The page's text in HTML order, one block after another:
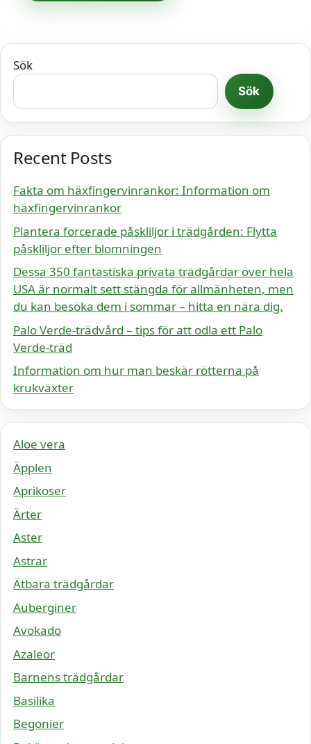
Sök
Sök
Recent Posts
Fakta om häxfingervinrankor: Information om
häxfingervinrankor
Plantera forcerade påskliljor i trädgården: Flytta
påskliljor efter blomningen
Dessa 350 fantastiska privata trädgårdar över hela
USA är normalt sett stängda för allmänheten, men
du kan besöka dem i sommar – hitta en nära dig.
Palo Verde-trädvård – tips för att odla ett Palo
Verde-träd
Information om hur man beskär rötterna på
krukväxter
Aloe vera
Äpplen
Aprikoser
Ärter
Aster
Astrar
Ätbara trädgårdar
Auberginer
Avokado
Azaleor
Barnens trädgårdar
Basilika
Begonier